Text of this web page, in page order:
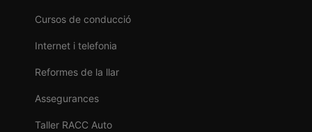
Cursos de conducció
Internet i telefonia
Reformes de la llar
Assegurances
Taller RACC Auto